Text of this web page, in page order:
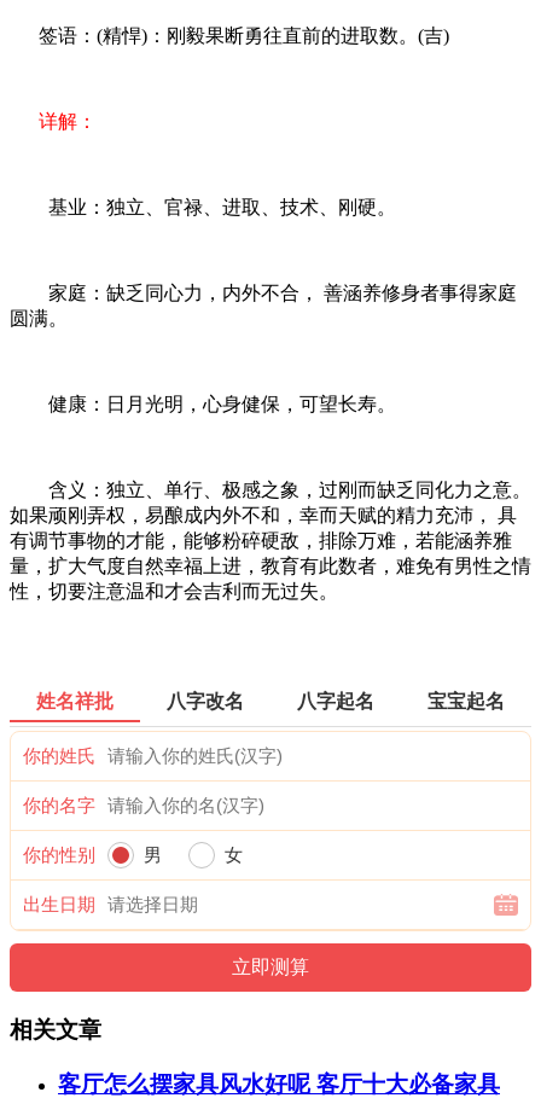
签语：(精悍)：刚毅果断勇往直前的进取数。(吉)
详解：
基业：独立、官禄、进取、技术、刚硬。
家庭：缺乏同心力，内外不合， 善涵养修身者事得家庭
圆满。
健康：日月光明，心身健保，可望长寿。
含义：独立、单行、极感之象，过刚而缺乏同化力之意。
如果顽刚弄权，易酿成内外不和，幸而天赋的精力充沛， 具
有调节事物的才能，能够粉碎硬敌，排除万难，若能涵养雅
量，扩大气度自然幸福上进，教育有此数者，难免有男性之情
性，切要注意温和才会吉利而无过失。
姓名祥批 八字改名 八字起名 宝宝起名
你的姓氏
你的名字
你的性别 男 女
出生日期
相关文章
客厅怎么摆家具风水好呢 客厅十大必备家具